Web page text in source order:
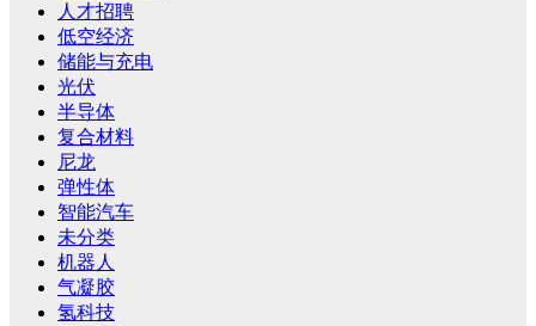
人才招聘
低空经济
储能与充电
光伏
半导体
复合材料
尼龙
弹性体
智能汽车
未分类
机器人
气凝胶
氢科技